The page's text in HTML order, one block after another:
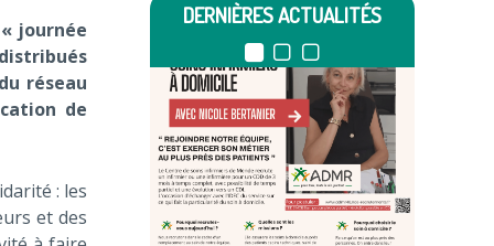
journée
réseau
de
: les
et des
DERNIÈRES ACTUALITÉS